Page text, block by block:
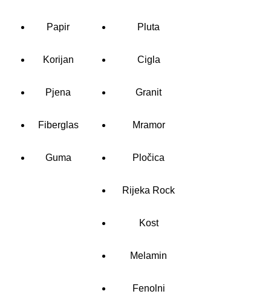
Papir Pluta
Korijan Cigla
Pjena Granit
Fiberglas Mramor
Guma Pločica
Rijeka Rock
Kost
Melamin
Fenolni